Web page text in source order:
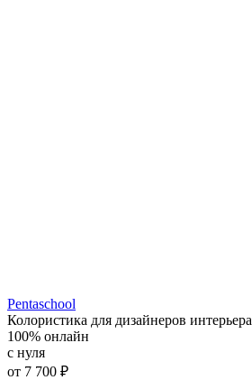
Pentaschool
Колористика для дизайнеров интерьера
100% онлайн
с нуля
от 7 700 ₽